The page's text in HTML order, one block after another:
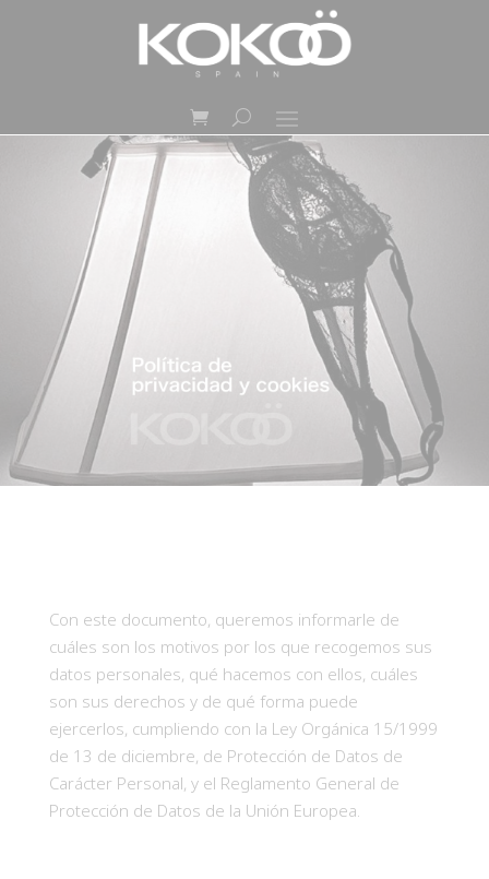
Con este documento, queremos informarle de
cuáles son los motivos por los que recogemos sus
datos personales, qué hacemos con ellos, cuáles
son sus derechos y de qué forma puede
ejercerlos, cumpliendo con la Ley Orgánica 15/1999
de 13 de diciembre, de Protección de Datos de
Carácter Personal, y el Reglamento General de
Protección de Datos de la Unión Europea.